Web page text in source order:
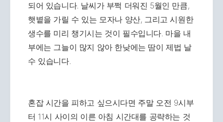
되어 있습니다. 날씨가 부쩍 더워진 5월인 만큼,
햇볕을 가릴 수 있는 모자나 양산, 그리고 시원한
생수를 미리 챙기시는 것이 필수입니다. 마을 내
부에는 그늘이 많지 않아 한낮에는 땀이 제법 날
수 있습니다.
혼잡 시간을 피하고 싶으시다면 주말 오전 9시부
터 11시 사이의 이른 아침 시간대를 공략하는 것